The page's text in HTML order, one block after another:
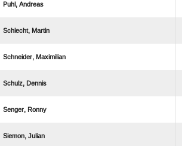
 
 
 
 
 
 